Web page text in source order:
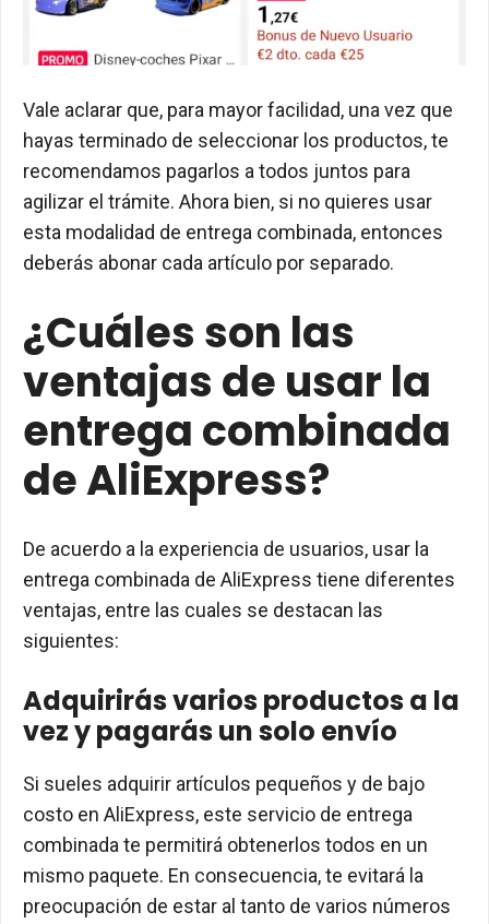
Vale aclarar que, para mayor facilidad, una vez que
hayas terminado de seleccionar los productos, te
recomendamos pagarlos a todos juntos para
agilizar el trámite. Ahora bien, si no quieres usar
esta modalidad de entrega combinada, entonces
deberás abonar cada artículo por separado.
¿Cuáles son las
ventajas de usar la
entrega combinada
de AliExpress?
De acuerdo a la experiencia de usuarios, usar la
entrega combinada de AliExpress tiene diferentes
ventajas, entre las cuales se destacan las
siguientes:
Adquirirás varios productos a la
vez y pagarás un solo envío
Si sueles adquirir artículos pequeños y de bajo
costo en AliExpress, este servicio de entrega
combinada te permitirá obtenerlos todos en un
mismo paquete. En consecuencia, te evitará la
preocupación de estar al tanto de varios números